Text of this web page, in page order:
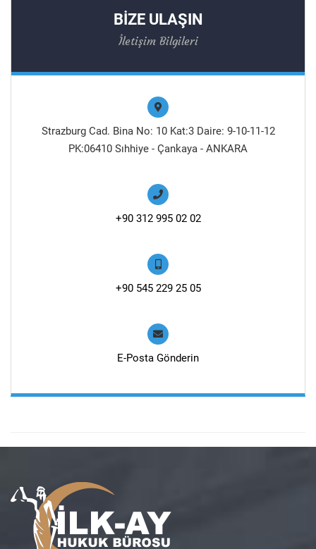
BİZE ULAŞIN
İletişim Bilgileri
Strazburg Cad. Bina No: 10 Kat:3 Daire: 9-10-11-12
PK:06410 Sıhhiye - Çankaya - ANKARA
+90 312 995 02 02
+90 545 229 25 05
E-Posta Gönderin